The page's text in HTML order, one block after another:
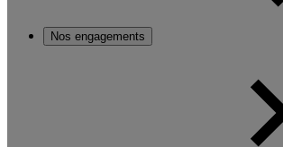
Nos engagements